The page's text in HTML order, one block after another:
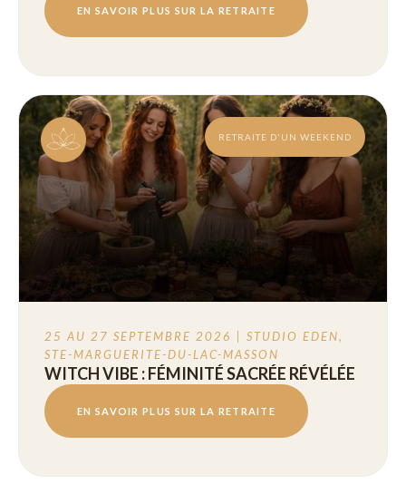
EN SAVOIR PLUS SUR LA RETRAITE
RETRAITE D'UN WEEKEND
25 AU 27 SEPTEMBRE 2026 | STUDIO EDEN,
STE-MARGUERITE-DU-LAC-MASSON
WITCH VIBE : FÉMINITÉ SACRÉE RÉVÉLÉE
EN SAVOIR PLUS SUR LA RETRAITE